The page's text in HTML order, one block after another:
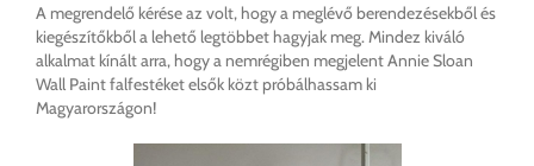
A megrendelő kérése az volt, hogy a meglévő berendezésekből és
kiegészítőkből a lehető legtöbbet hagyjak meg. Mindez kiváló
alkalmat kínált arra, hogy a nemrégiben megjelent Annie Sloan
Wall Paint falfestéket elsők közt próbálhassam ki
Magyarországon!